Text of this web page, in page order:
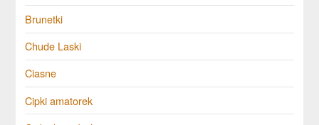
Brunetki
Chude Laski
Ciasne
Cipki amatorek